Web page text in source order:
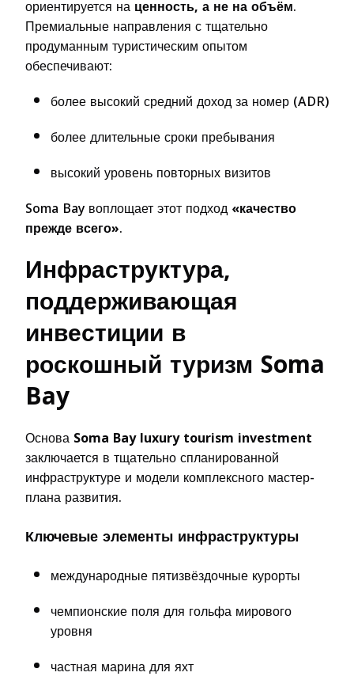
ориентируется наценность, а не на объём.
Премиальные направления с тщательно
продуманным туристическим опытом
обеспечивают:
более высокий средний доход за номер (ADR)
более длительные сроки пребывания
высокий уровень повторных визитов
Soma Bay воплощает этот подход«качество
прежде всего».
Инфраструктура,
поддерживающая
инвестиции в
роскошный туризм Soma
Bay
ОсноваSoma Bay luxury tourism investment
заключается в тщательно спланированной
инфраструктуре и модели комплексного мастер-
плана развития.
Ключевые элементы инфраструктуры
международные пятизвёздочные курорты
чемпионские поля для гольфа мирового
уровня
частная марина для яхт